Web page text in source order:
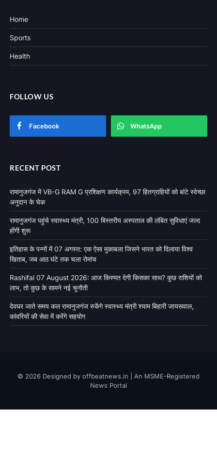
Home
Sports
Health
FOLLOW US
Facebook WhatsApp
RECENT POST
रामानुजगंज में VB-G RAM G प्रशिक्षण कार्यक्रम, 97 हितग्राहियों को बांटे स्वेच्छा
अनुदान के चेक
रामानुजगंज पहुंचे स्वास्थ्य मंत्री, 100 बिस्तरीय अस्पताल की लंबित सुविधाएं जल्द
होंगी शुरू
इतिहास के पन्नों में 07 अगस्त: एक ऐसा मुकाबला जिसने भारत को दिलाया विश्व
खिताब, जब आठ घंटे तक चला रोमांच
Rashifal 07 August 2026: आज किस्मत देगी किसका साथ? कुछ राशियों को
लाभ, तो कुछ के सामने नई चुनौती
देवघर जाते समय कल रामानुजगंज रुकेंगे स्वास्थ्य मंत्री श्याम बिहारी जायसवाल,
कांवरियों की सेवा में करेंगे सहयोग
© 2026 Designed by offbeatnews.in | An MSME-Registered
News Portal